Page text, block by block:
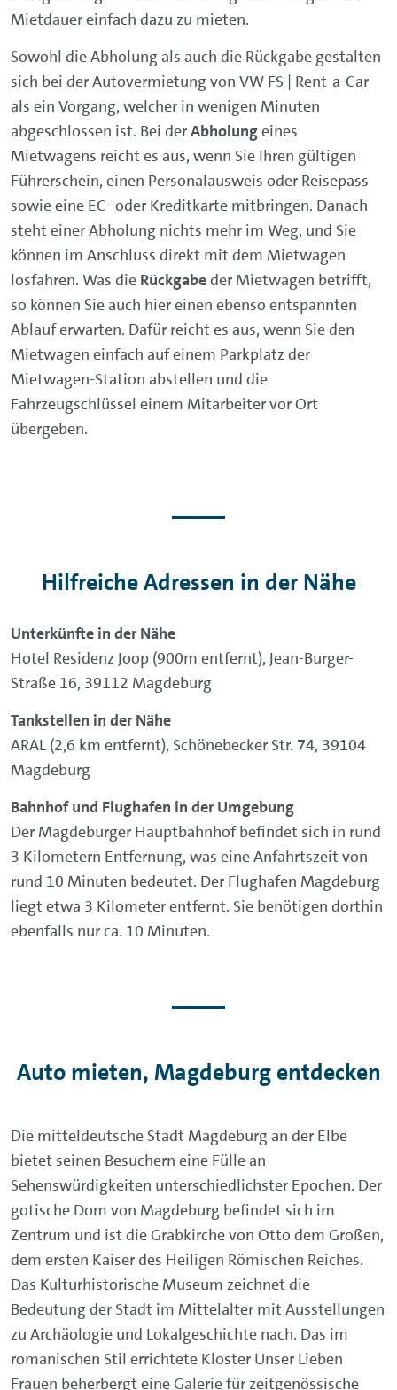
Mietdauer einfach dazu zu mieten.
Sowohl die Abholung als auch die Rückgabe gestalten
sich bei der Autovermietung von VW FS | Rent-a-Car
als ein Vorgang, welcher in wenigen Minuten
abgeschlossen ist. Bei derAbholungeines
Mietwagens reicht es aus, wenn Sie Ihren gültigen
Führerschein, einen Personalausweis oder Reisepass
sowie eine EC- oder Kreditkarte mitbringen. Danach
steht einer Abholung nichts mehr im Weg, und Sie
können im Anschluss direkt mit dem Mietwagen
losfahren. Was die Rückgabeder Mietwagen betrifft,
so können Sie auch hier einen ebenso entspannten
Ablauf erwarten. Dafür reicht es aus, wenn Sie den
Mietwagen einfach auf einem Parkplatz der
Mietwagen-Station abstellen und die
Fahrzeugschlüssel einem Mitarbeiter vor Ort
übergeben.
Hilfreiche Adressen in der Nähe
Unterkünfte in der Nähe
Hotel Residenz Joop (900m entfernt), Jean-Burger-
Straße 16, 39112 Magdeburg
Tankstellen in der Nähe
ARAL (2,6 km entfernt), Schönebecker Str. 74, 39104
Magdeburg
Bahnhof und Flughafen in der Umgebung
Der Magdeburger Hauptbahnhof befindet sich in rund
3 Kilometern Entfernung, was eine Anfahrtszeit von
rund 10 Minuten bedeutet. Der Flughafen Magdeburg
liegt etwa 3 Kilometer entfernt. Sie benötigen dorthin
ebenfalls nur ca. 10 Minuten.
Auto mieten, Magdeburg entdecken
Die mitteldeutsche Stadt Magdeburg an der Elbe
bietet seinen Besuchern eine Fülle an
Sehenswürdigkeiten unterschiedlichster Epochen. Der
gotische Dom von Magdeburg befindet sich im
Zentrum und ist die Grabkirche von Otto dem Großen,
dem ersten Kaiser des Heiligen Römischen Reiches.
Das Kulturhistorische Museum zeichnet die
Bedeutung der Stadt im Mittelalter mit Ausstellungen
zu Archäologie und Lokalgeschichte nach. Das im
romanischen Stil errichtete Kloster Unser Lieben
Frauen beherbergt eine Galerie für zeitgenössische